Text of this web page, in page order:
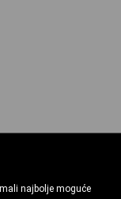
najbolje moguće